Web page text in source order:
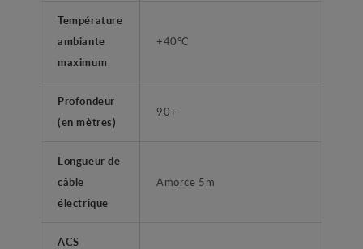
Température
ambiante
maximum
+40°C
Profondeur
(en mètres)
90+
Longueur de
câble
électrique
Amorce 5m
ACS